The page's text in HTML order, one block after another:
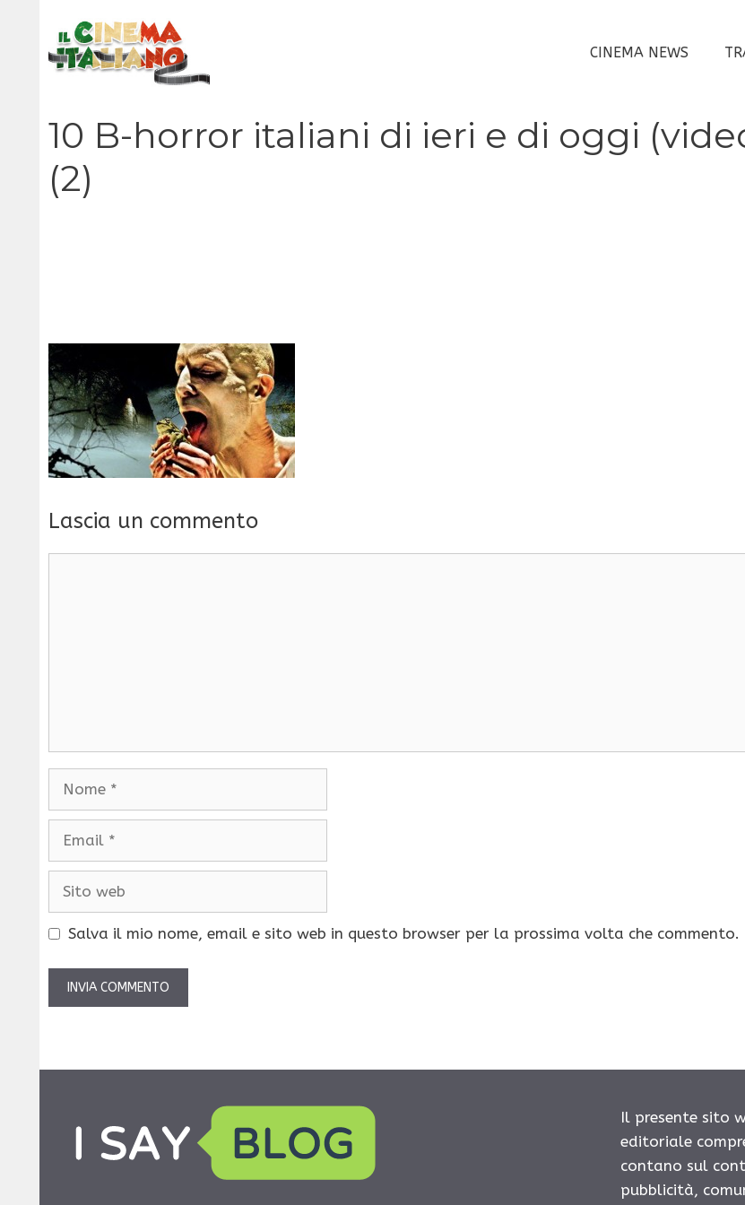
contenuto
CINEMA NEWS
10 B-horror italiani di ieri e di oggi
(2)
Lascia un commento
Salva il mio nome, email e sito web in questo browser per la prossima volta che commento.
Il presente sito
editoriale
contano sul
pubblicità,